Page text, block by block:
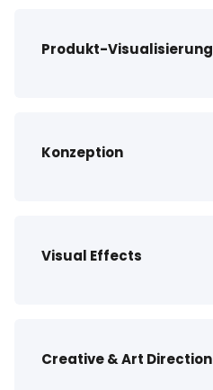
Produkt-Visualisierung
Konzeption
Visual Effects
Creative & Art Direction